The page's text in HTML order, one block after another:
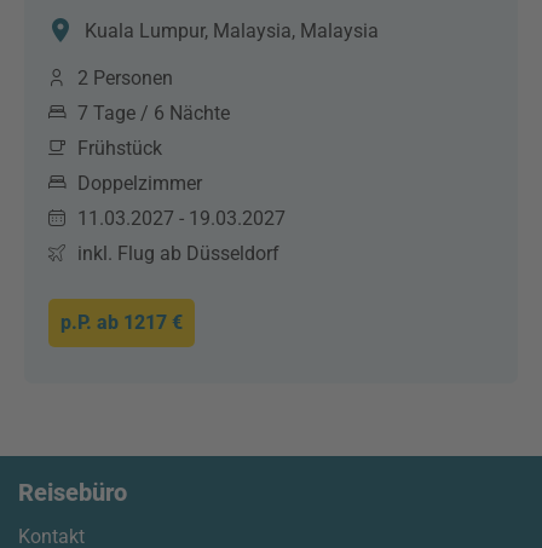
Kuala Lumpur, Malaysia, Malaysia
2 Personen
7 Tage / 6 Nächte
Frühstück
Doppelzimmer
11.03.2027 - 19.03.2027
inkl. Flug ab Düsseldorf
p.P. ab 1217 €
Reisebüro
Kontakt